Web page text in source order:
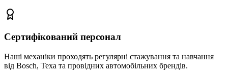
Сертифікований персонал
Наші механіки проходять регулярні стажування та навчання
від Bosch, Texa та провідних автомобільних брендів.